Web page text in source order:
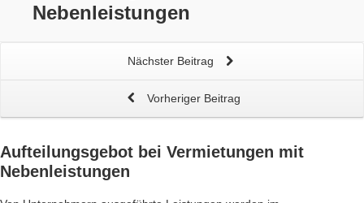
Nebenleistungen
Nächster Beitrag
Vorheriger Beitrag
Aufteilungsgebot bei Vermietungen mit
Nebenleistungen